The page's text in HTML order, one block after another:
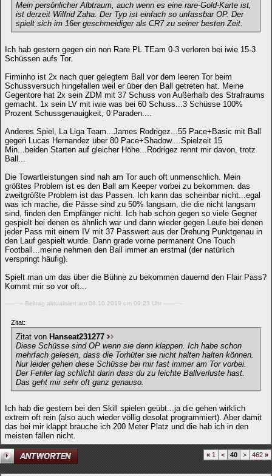
Mein persönlicher Albtraum, auch wenn es eine rare-Gold-Karte ist,
ist derzeit Wilfrid Zaha. Der Typ ist einfach so unfassbar OP. Der
spielt sich im 16er geschmeidiger als CR7 zu seiner besten Zeit.
Ich hab gestern gegen ein non Rare PL TEam 0-3 verloren bei iwie 15-3
Schüssen aufs Tor.
Firminho ist 2x nach quer gelegtem Ball vor dem leeren Tor beim
Schussversuch hingefallen weil er über den Ball getreten hat. Meine
Gegentore hat 2x sein ZDM mit 37 Schuss von Außerhalb des Strafraums
gemacht. 1x sein LV mit iwie was bei 60 Schuss...3 Schüsse 100%
Prozent Schussgenauigkeit, 0 Paraden....
Anderes Spiel, La Liga Team...James Rodrigez...55 Pace+Basic mit Ball
gegen Lucas Hernandez über 80 Pace+Shadow....Spielzeit 15
Min...beiden Starten auf gleicher Höhe...Rodrigez rennt mir davon, trotz
Ball...
Die Towartleistungen sind nah am Tor auch oft unmenschlich. Mein
größtes Problem ist es den Ball am Keeper vorbei zu bekommen. das
zweitgrößte Problem ist das Passen. Ich kann das scheinbar nicht...egal
was ich mache, die Pässe sind zu 50% langsam, die die nicht langsam
sind, finden den Empfänger nicht. Ich hab schon gegen so viele Gegner
gespielt bei denen es ähnlich war und dann wieder gegen Leute bei denen
jeder Pass mit einem IV mit 37 Passwert aus der Drehung Punktgenau in
den Lauf gespielt wurde. Dann grade vorne permanent One Touch
Football...meine nehmen den Ball immer an erstmal (der natürlich
verspringt häufig).
Spielt man um das über die Bühne zu bekommen dauernd den Flair Pass?
Kommt mir so vor oft...
---------- Beitrag aktualisiert am 08.10.2019 um 09:23 Uhr ----------
Zitat:
Zitat von Hanseat231277
Diese Schüsse sind OP wenn sie denn klappen. Ich habe schon
mehrfach gelesen, dass die Torhüter sie nicht halten halten können.
Nur leider gehen diese Schüsse bei mir fast immer am Tor vorbei.
Der Fehler lag schlicht darin dass du zu leichte Ballverluste hast.
Das geht mir sehr oft ganz genauso.
Ich hab die gestern bei den Skill spielen geübt...ja die gehen wirklich
extrem oft rein (also auch wieder völlig desolat programmiert). Aber damit
das bei mir klappt brauche ich 200 Meter Platz und die hab ich in den
meisten fällen nicht.
« 1 < 40 > 462 »